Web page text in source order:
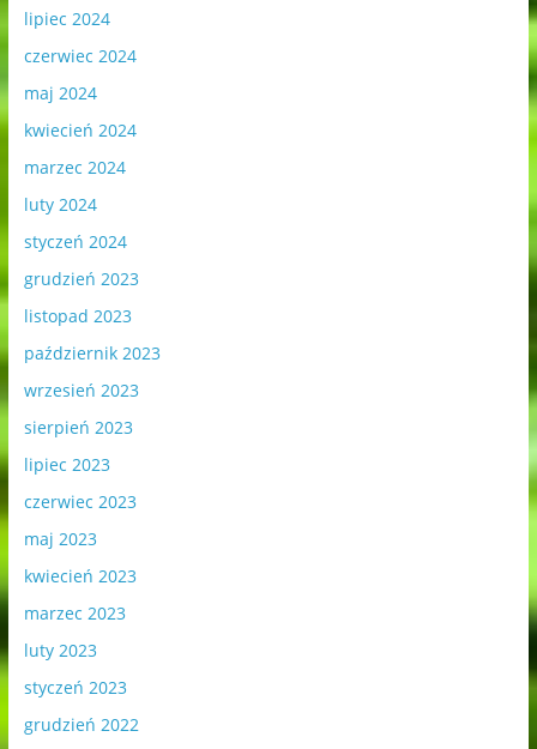
lipiec 2024
czerwiec 2024
maj 2024
kwiecień 2024
marzec 2024
luty 2024
styczeń 2024
grudzień 2023
listopad 2023
październik 2023
wrzesień 2023
sierpień 2023
lipiec 2023
czerwiec 2023
maj 2023
kwiecień 2023
marzec 2023
luty 2023
styczeń 2023
grudzień 2022